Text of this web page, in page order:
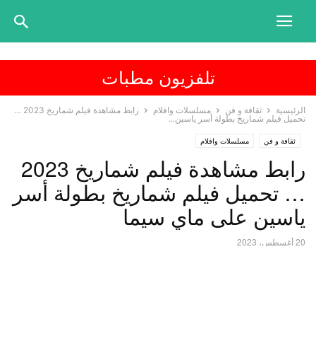
تلفزيون مطبات
الرئيسية ثقافة و فن مسلسلات وافلام
رابط مشاهدة فيلم شماريخ 2023 …
تحميل فيلم شماريخ بطولة أسر ياسين...
ثقافة و فن مسلسلات وافلام
رابط مشاهدة فيلم شماريخ 2023
… تحميل فيلم شماريخ بطولة أسر
ياسين على ماي سيما
20 أغسطس، 2023